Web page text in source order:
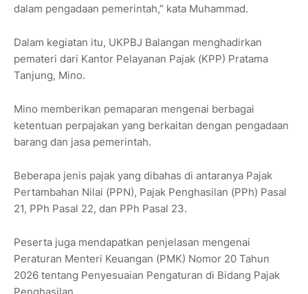
dalam pengadaan pemerintah,” kata Muhammad.
Dalam kegiatan itu, UKPBJ Balangan menghadirkan
pemateri dari Kantor Pelayanan Pajak (KPP) Pratama
Tanjung, Mino.
Mino memberikan pemaparan mengenai berbagai
ketentuan perpajakan yang berkaitan dengan pengadaan
barang dan jasa pemerintah.
Beberapa jenis pajak yang dibahas di antaranya Pajak
Pertambahan Nilai (PPN), Pajak Penghasilan (PPh) Pasal
21, PPh Pasal 22, dan PPh Pasal 23.
Peserta juga mendapatkan penjelasan mengenai
Peraturan Menteri Keuangan (PMK) Nomor 20 Tahun
2026 tentang Penyesuaian Pengaturan di Bidang Pajak